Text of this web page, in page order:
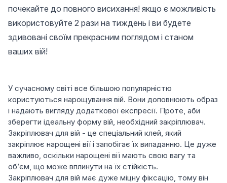
почекайте до повного висихання! якщо є можливість
використовуйте 2 рази на тиждень і ви будете
здивовані своїм прекрасним поглядом і станом
ваших вій!
У сучасному світі все більшою популярністю
користуються нарощування вій. Вони доповнюють образ
і надають вигляду додаткової експресії. Проте, аби
зберегти ідеальну форму вій, необхідний закріплювач.
Закріплювач для вій - це спеціальний клей, який
закріплює нарощені вії і запобігає їх випаданню. Це дуже
важливо, оскільки нарощені вії мають свою вагу та
об’єм, що може вплинути на їх стійкість.
Закріплювач для вій має дуже міцну фіксацію, тому він